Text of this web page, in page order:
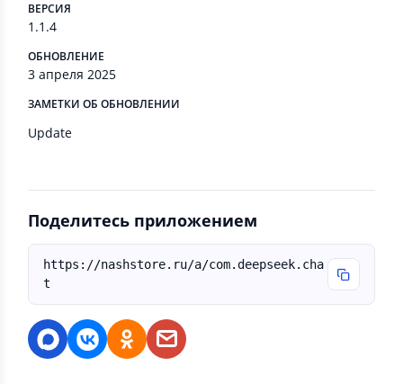
ВЕРСИЯ
1.1.4
ОБНОВЛЕНИЕ
3 апреля 2025
ЗАМЕТКИ ОБ ОБНОВЛЕНИИ
Update
Поделитесь приложением
https://nashstore.ru/a/com.deepseek.cha
t